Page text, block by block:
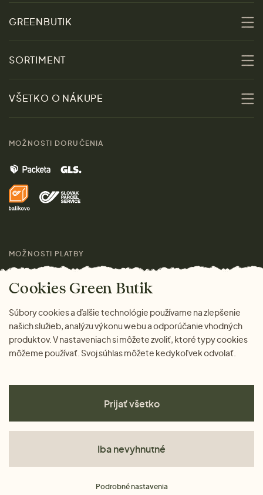
GREENBUTIK
O nás
Udržateľnosť
Kontakt
Značky
Pre médiá
SORTIMENT
Zľavy
Ženy
Muži
Darčeky
VŠETKO O NÁKUPE
Doprava a platba
MOŽNOSTI DORUČENIA
MOŽNOSTI PLATBY
Cookies Green Butik
Súbory cookies a ďalšie technológie používame na zlepšenie
našich služieb, analýzu výkonu webu a odporúčanie vhodných
produktov. V nastaveniach si môžete zvoliť, ktoré typy cookies
môžeme používať. Svoj súhlas môžete kedykoľvek odvolať.
Prijať všetko
Iba nevyhnutné
Podrobné nastavenia